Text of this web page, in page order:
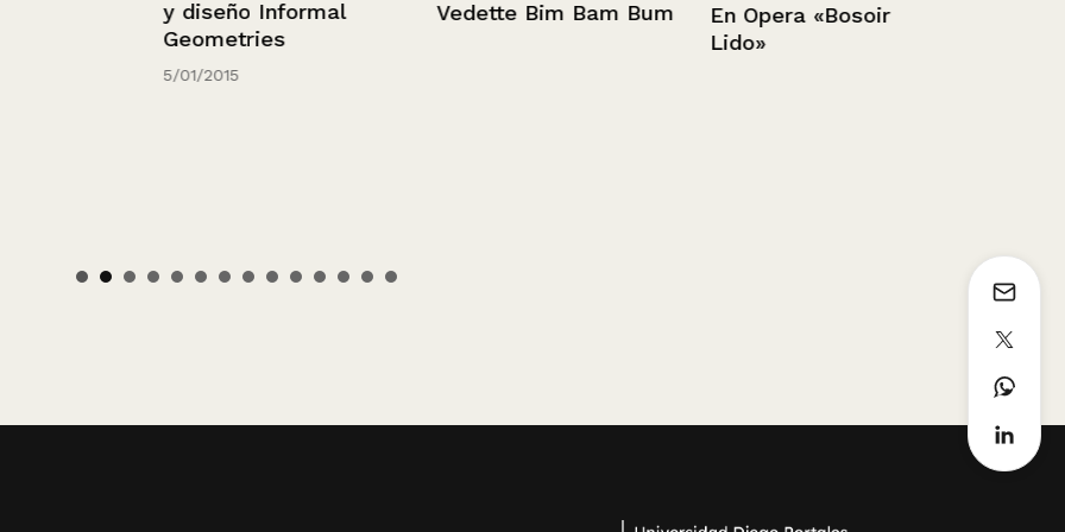
y diseño Informal
Geometries
5/01/2015
Vedette Bim Bam Bum
En Opera «Bosoir
Lido»